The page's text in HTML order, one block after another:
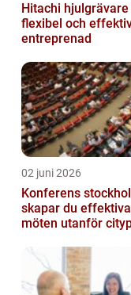
Hitachi
flexibel och
entreprenad
02 juni 2026
Konferens stockholm
skapar du effektiva
möten utanför